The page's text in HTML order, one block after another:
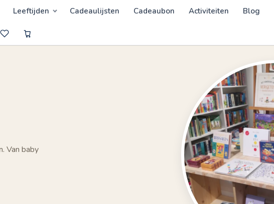
Leeftijden Cadeaulijsten Cadeaubon Activiteiten Blog
Van baby